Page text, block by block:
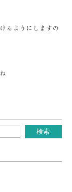
るようにしますの